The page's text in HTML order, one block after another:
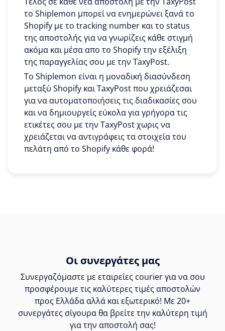
το Shiplemon μπορεί να ενημερώνει ξανά το
Shopify με το tracking number και το status
της αποστολής για να γνωρίζεις κάθε στιγμή
ακόμα και μέσα απο το Shopify την εξέλιξη
της παραγγελίας σου με την TaxyPost.
To Shiplemon είναι η μοναδική διασύνδεση
μεταξύ Shopify και TaxyPost που χρειάζεσαι
για να αυτοματοποιήσεις τις διαδικασίες σου
και να δημιουργείς εύκολα για γρήγορα τις
ετικέτες σου με την TaxyPost χωρις να
χρειάζεται να αντιγράφεις τα στοιχεία του
πελάτη από το Shopify κάθε φορά!
Οι συνεργάτες μας
Συνεργαζόμαστε με εταιρείες courier για να σου
προσφέρουμε τις καλύτερες τιμές αποστολών
προς Ελλάδα αλλά και εξωτερικό! Με 20+
συνεργάτες σίγουρα θα βρείτε την καλύτερη τιμή
για την αποστολή σας!